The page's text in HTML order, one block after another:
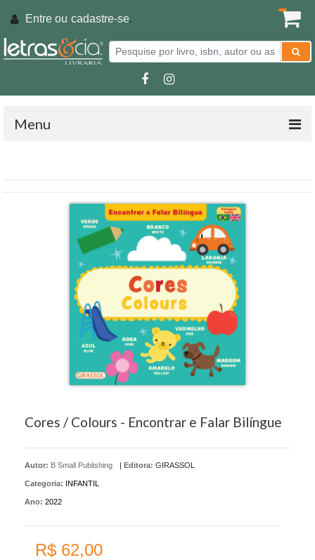
Entre ou cadastre-se.
Menu
Cores / Colours - Encontrar e Falar Bilíngue
Autor: B Small Publishing | Editora: GIRASSOL
Categoria: INFANTIL
Ano: 2022
R$ 62,00